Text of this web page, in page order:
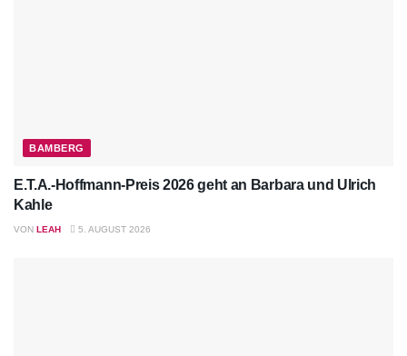
BAMBERG
E.T.A.-Hoffmann-Preis 2026 geht an Barbara und Ulrich
Kahle
VON LEAH 5. AUGUST 2026